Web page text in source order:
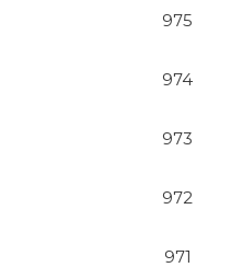
975
974
973
972
971